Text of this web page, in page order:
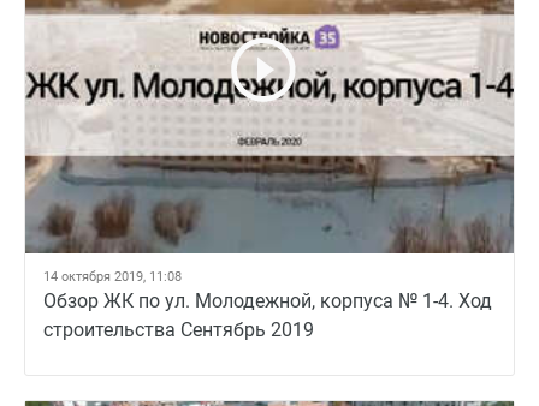
14 октября 2019, 11:08
Обзор ЖК по ул. Молодежной, корпуса № 1-4. Ход
строительства Сентябрь 2019